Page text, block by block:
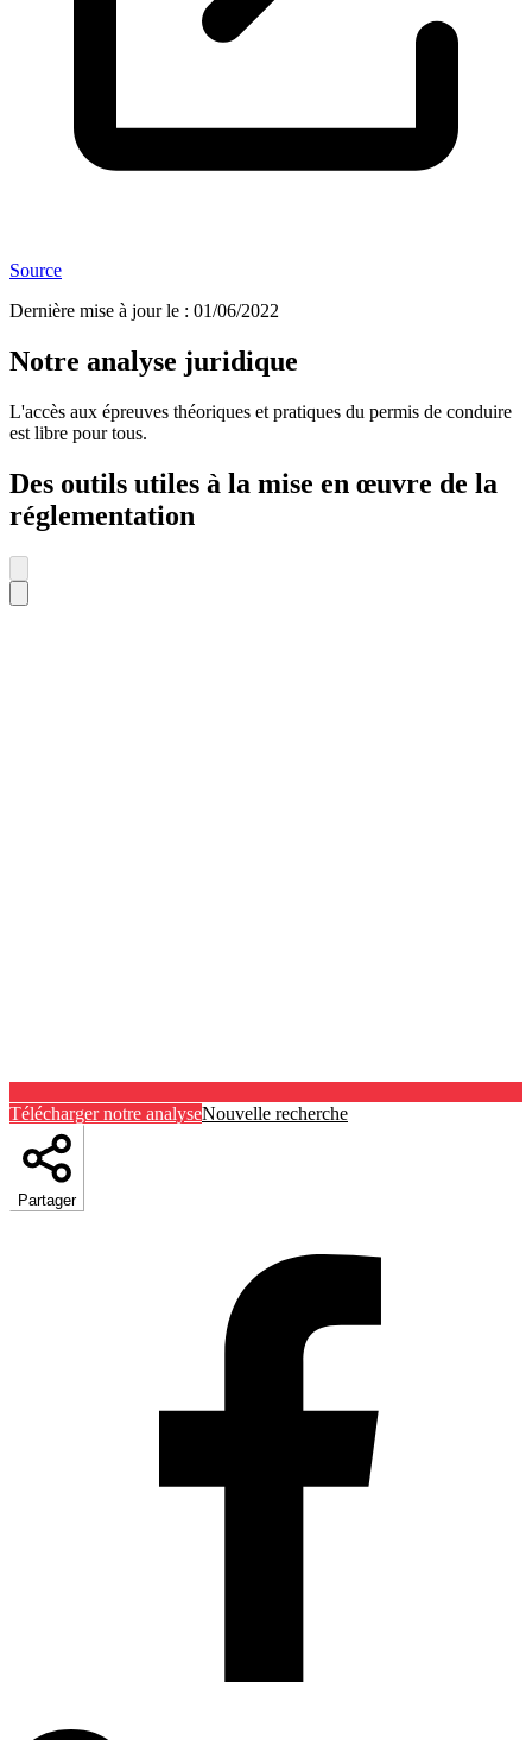
Source
Dernière mise à jour le : 01/06/2022
Notre analyse juridique
L'accès aux épreuves théoriques et pratiques du permis de conduire
est libre pour tous.
Des outils utiles à la mise en œuvre de la
réglementation
Télécharger notre analyseNouvelle recherche
Partager